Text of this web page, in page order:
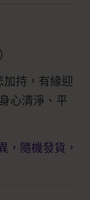
持，有緣迎
心清淨、平
，隨機發貨，